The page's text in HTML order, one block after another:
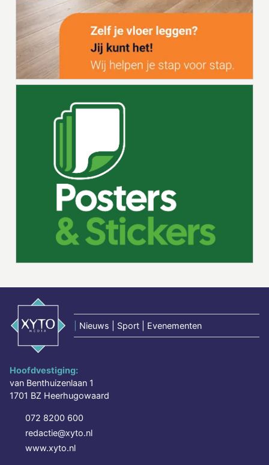
Nieuws | Sport | Evenementen
Hoofdvestiging:
van Benthuizenlaan 1
1701 BZ Heerhugowaard
072 8200 600
redactie@xyto.nl
www.xyto.nl